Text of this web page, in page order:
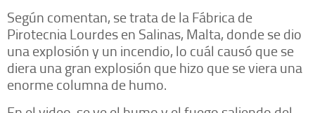
Según comentan, se trata de la Fábrica de
Pirotecnia Lourdes en Salinas, Malta, donde se dio
una explosión y un incendio, lo cuál causó que se
diera una gran explosión que hizo que se viera una
enorme columna de humo.